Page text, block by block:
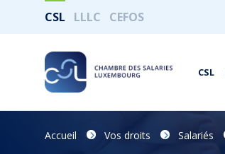
CSL LLLC CEFOS
CSL
Accueil Vos droits Salariés